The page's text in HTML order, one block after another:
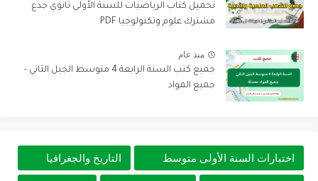
تحميل كتاب الرياضيات للسنة الأولى ثانوي جذع
مشترك علوم وتكنولوجيا PDF
منذ عام
جميع كتب السنة الرابعة 4 متوسط الجيل الثاني -
جميع المواد
اختبارات السنة الأولى متوسط التاريخ والجغرافيا